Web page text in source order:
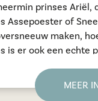
prinses Ariël,
Assepoester of
maken,
is er ook een echte
verhaal met
wachten om ook
MEER